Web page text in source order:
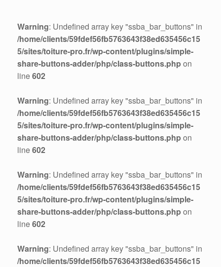
Warning: Undefined array key "ssba_bar_buttons" in
/home/clients/59fdef56fb5763643f38ed635456c15
5/sites/toiture-pro.fr/wp-content/plugins/simple-
share-buttons-adder/php/class-buttons.php on
line602
Warning: Undefined array key "ssba_bar_buttons" in
/home/clients/59fdef56fb5763643f38ed635456c15
5/sites/toiture-pro.fr/wp-content/plugins/simple-
share-buttons-adder/php/class-buttons.php on
line602
Warning: Undefined array key "ssba_bar_buttons" in
/home/clients/59fdef56fb5763643f38ed635456c15
5/sites/toiture-pro.fr/wp-content/plugins/simple-
share-buttons-adder/php/class-buttons.php on
line602
Warning: Undefined array key "ssba_bar_buttons" in
/home/clients/59fdef56fb5763643f38ed635456c15